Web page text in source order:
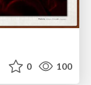
0 100